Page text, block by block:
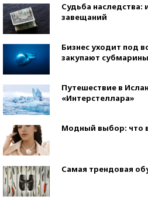
Судьба наследства:
завещаний
Бизнес уходит под
закупают субмарины
Путешествие в
«Интерстеллара»
Модный выбор: что
Самая трендовая